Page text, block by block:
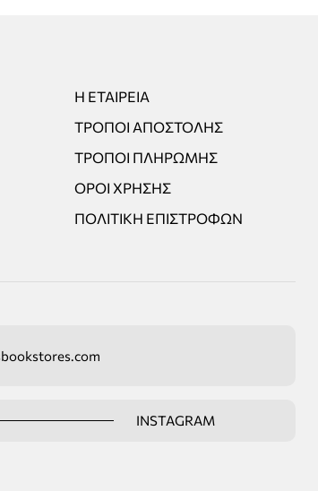
Η ΕΤΑΙΡΕΊΑ
ΤΡΌΠΟΙ ΑΠΟΣΤΟΛΉΣ
ΤΡΌΠΟΙ ΠΛΗΡΩΜΉΣ
ΌΡΟΙ ΧΡΉΣΗΣ
ΠΟΛΙΤΙΚΉ ΕΠΙΣΤΡΟΦΏΝ
INSTAGRAM